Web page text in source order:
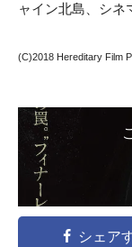
ャイン北島、シネ
(C)2018 Hereditary Film
シェア